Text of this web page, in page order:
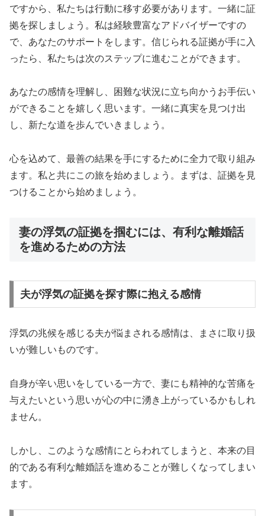
ですから、私たちは行動に移す必要があります。一緒に証
拠を探しましょう。私は経験豊富なアドバイザーですの
で、あなたのサポートをします。信じられる証拠が手に入
ったら、私たちは次のステップに進むことができます。
あなたの感情を理解し、困難な状況に立ち向かうお手伝い
ができることを嬉しく思います。一緒に真実を見つけ出
し、新たな道を歩んでいきましょう。
心を込めて、最善の結果を手にするために全力で取り組み
ます。私と共にこの旅を始めましょう。まずは、証拠を見
つけることから始めましょう。
妻の浮気の証拠を掴むには、有利な離婚話
を進めるための方法
夫が浮気の証拠を探す際に抱える感情
浮気の兆候を感じる夫が悩まされる感情は、まさに取り扱
いが難しいものです。
自身が辛い思いをしている一方で、妻にも精神的な苦痛を
与えたいという思いが心の中に湧き上がっているかもしれ
ません。
しかし、このような感情にとらわれてしまうと、本来の目
的である有利な離婚話を進めることが難しくなってしまい
ます。